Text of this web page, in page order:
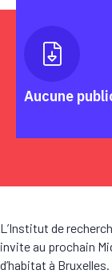
Aucune
L’Institut de
invite au prochain
d’habitat à Bruxelles.